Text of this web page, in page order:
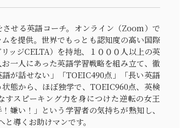
させる英語コーチ。オンライン（Zoom）で
を提供。世界でもっとも認知度の高い国際
ッジCELTA）を持地、１０００人以上の英
一人にあった英語学習戦略を組み立て、徹
が話せない」「TOEIC490点」「長い英語
態から、ほぼ独学で、TOEIC960点、英検
すスピーキング力を身につけた逆転の女王
嫌い！」という学習者の気持ちが熟知し、
導くお助けマンです。